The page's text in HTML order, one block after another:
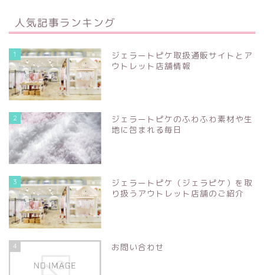
人気記事ランキング
1
ジェラートピケ取扱通販サイトとア
ウトレット店舗情報
2
ジェラートピケのふわふわ素材や生
地に包まれる毎日
3
ジェラートピケ（ジェラピケ）を取
り扱うアウトレット店舗のご紹介
4 お問い合わせ